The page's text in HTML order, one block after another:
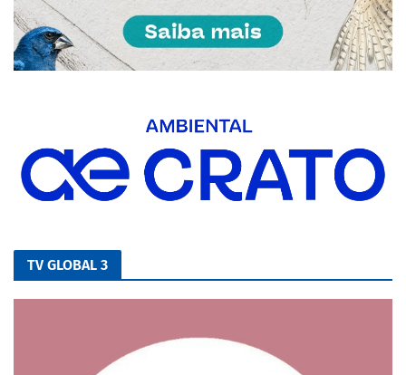
TV GLOBAL 3